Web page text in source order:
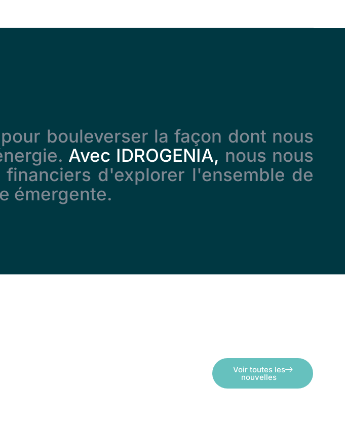
bouleverser la façon dont nous
Avec IDROGENIA, nous nous
d'explorer l'ensemble de
émergente.
Voir toutes les
nouvelles